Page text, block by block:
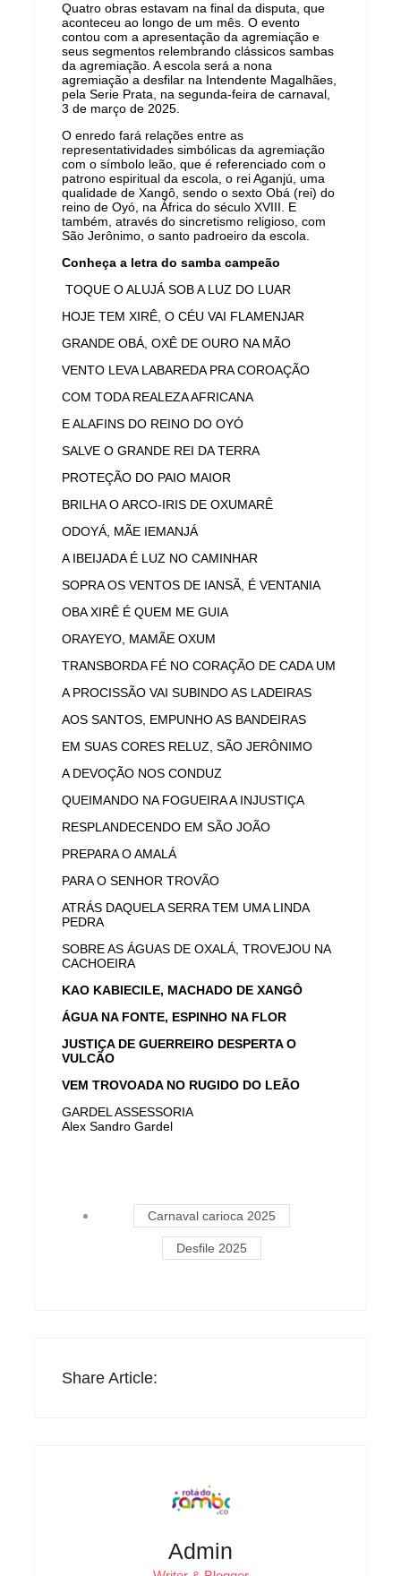
Quatro obras estavam na final da disputa, que
aconteceu ao longo de um mês. O evento
contou com a apresentação da agremiação e
seus segmentos relembrando clássicos sambas
da agremiação. A escola será a nona
agremiação a desfilar na Intendente Magalhães,
pela Serie Prata, na segunda-feira de carnaval,
3 de março de 2025.
O enredo fará relações entre as
representatividades simbólicas da agremiação
com o símbolo leão, que é referenciado com o
patrono espiritual da escola, o rei Aganjú, uma
qualidade de Xangô, sendo o sexto Obá (rei) do
reino de Oyó, na África do século XVIII. E
também, através do sincretismo religioso, com
São Jerônimo, o santo padroeiro da escola.
Conheça a letra do samba campeão
TOQUE O ALUJÁ SOB A LUZ DO LUAR
HOJE TEM XIRÊ, O CÉU VAI FLAMENJAR
GRANDE OBÁ, OXÊ DE OURO NA MÃO
VENTO LEVA LABAREDA PRA COROAÇÃO
COM TODA REALEZA AFRICANA
E ALAFINS DO REINO DO OYÓ
SALVE O GRANDE REI DA TERRA
PROTEÇÃO DO PAIO MAIOR
BRILHA O ARCO-IRIS DE OXUMARÊ
ODOYÁ, MÃE IEMANJÁ
A IBEIJADA É LUZ NO CAMINHAR
SOPRA OS VENTOS DE IANSÃ, É VENTANIA
OBA XIRÊ É QUEM ME GUIA
ORAYEYO, MAMÃE OXUM
TRANSBORDA FÉ NO CORAÇÃO DE CADA UM
A PROCISSÃO VAI SUBINDO AS LADEIRAS
AOS SANTOS, EMPUNHO AS BANDEIRAS
EM SUAS CORES RELUZ, SÃO JERÔNIMO
A DEVOÇÃO NOS CONDUZ
QUEIMANDO NA FOGUEIRA A INJUSTIÇA
RESPLANDECENDO EM SÃO JOÃO
PREPARA O AMALÁ
PARA O SENHOR TROVÃO
ATRÁS DAQUELA SERRA TEM UMA LINDA
PEDRA
SOBRE AS ÁGUAS DE OXALÁ, TROVEJOU NA
CACHOEIRA
KAO KABIECILE, MACHADO DE XANGÔ
ÁGUA NA FONTE, ESPINHO NA FLOR
JUSTIÇA DE GUERREIRO DESPERTA O
VULCÃO
VEM TROVOADA NO RUGIDO DO LEÃO
GARDEL ASSESSORIA
Alex Sandro Gardel
Carnaval carioca 2025
Desfile 2025
Share Article:
Admin